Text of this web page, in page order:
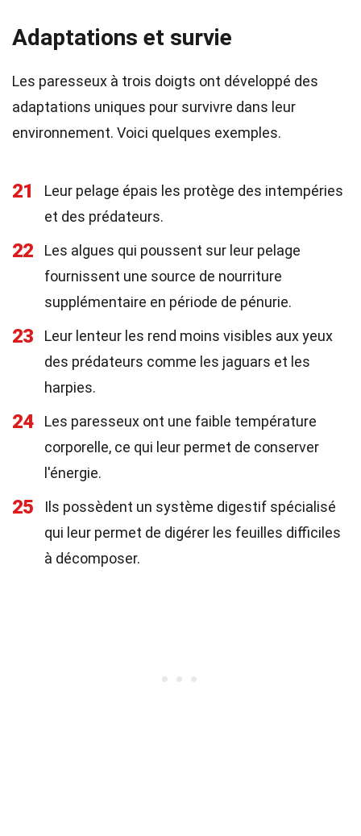
Adaptations et survie
Les paresseux à trois doigts ont développé des
adaptations uniques pour survivre dans leur
environnement. Voici quelques exemples.
21
Leur pelage épais les protège des intempéries
et des prédateurs.
22
Les algues qui poussent sur leur pelage
fournissent une source de nourriture
supplémentaire en période de pénurie.
23
Leur lenteur les rend moins visibles aux yeux
des prédateurs comme les jaguars et les
harpies.
24
Les paresseux ont une faible température
corporelle, ce qui leur permet de conserver
l'énergie.
25
Ils possèdent un système digestif spécialisé
qui leur permet de digérer les feuilles difficiles
à décomposer.